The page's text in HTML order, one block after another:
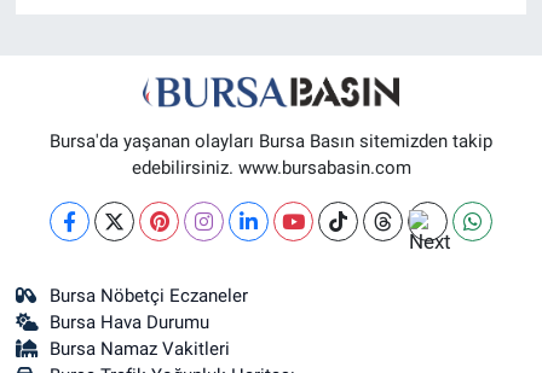
Bursa'da yaşanan olayları Bursa Basın sitemizden takip
edebilirsiniz. www.bursabasin.com
Bursa Nöbetçi Eczaneler
Bursa Hava Durumu
Bursa Namaz Vakitleri